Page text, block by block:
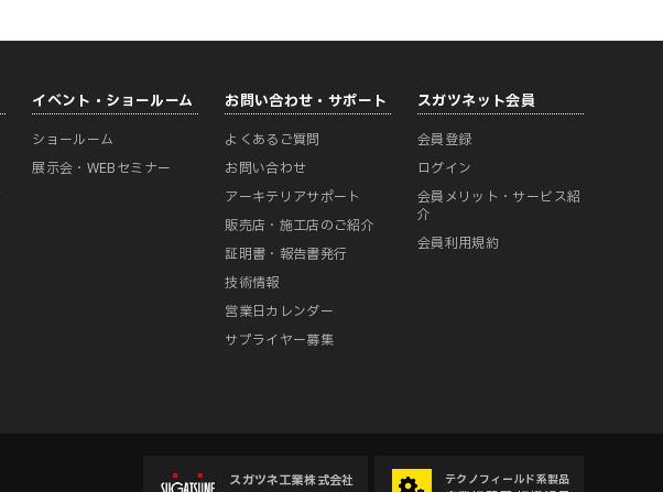
イベント・ショールーム
ショールーム
展示会・WEBセミナー
お問い合わせ・サポート
よくあるご質問
お問い合わせ
アーキテリアサポート
販売店・施工店のご紹介
証明書・報告書発行
技術情報
営業日カレンダー
サプライヤー募集
スガツネット会員
会員登録
ログイン
会員メリット・サービス紹
介
会員利用規約
スガツネ工業株式会社 テクノフィールド系製品